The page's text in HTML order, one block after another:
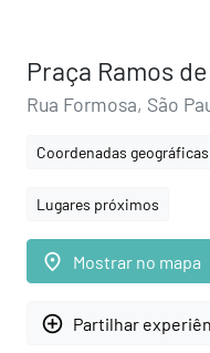
Praça Ramos
Rua Formosa, São
Coordenadas geográficas
Lugares próximos
place Mostrar no mapa
add_circle_outline Partilhar